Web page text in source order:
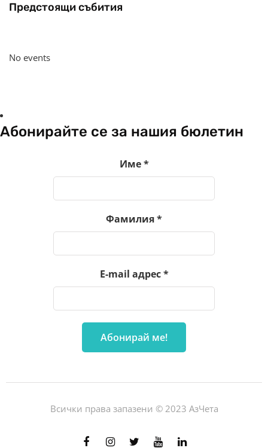
Предстоящи събития
No events
Абонирайте се за нашия бюлетин
Име*
Фамилия*
E-mail адрес*
Всички права запазени © 2023 АзЧета